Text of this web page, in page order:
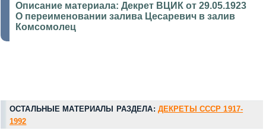
Описание материала: Декрет ВЦИК от 29.05.1923
О переименовании залива Цесаревич в залив
Комсомолец
ОСТАЛЬНЫЕ МАТЕРИАЛЫ РАЗДЕЛА: ДЕКРЕТЫ СССР 1917-
1992